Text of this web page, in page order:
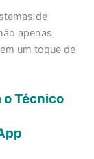
de
apenas
um toque de
o Técnico